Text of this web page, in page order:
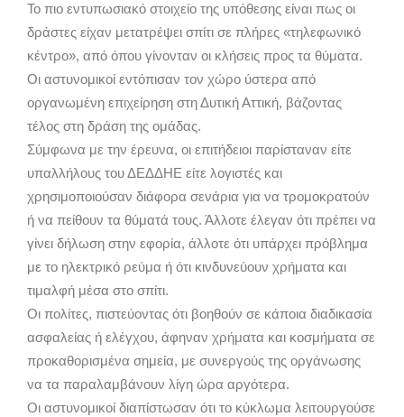
Το πιο εντυπωσιακό στοιχείο της υπόθεσης είναι πως οι
δράστες είχαν μετατρέψει σπίτι σε πλήρες «τηλεφωνικό
κέντρο», από όπου γίνονταν οι κλήσεις προς τα θύματα.
Οι αστυνομικοί εντόπισαν τον χώρο ύστερα από
οργανωμένη επιχείρηση στη Δυτική Αττική, βάζοντας
τέλος στη δράση της ομάδας.
Σύμφωνα με την έρευνα, οι επιτήδειοι παρίσταναν είτε
υπαλλήλους του ΔΕΔΔΗΕ είτε λογιστές και
χρησιμοποιούσαν διάφορα σενάρια για να τρομοκρατούν
ή να πείθουν τα θύματά τους. Άλλοτε έλεγαν ότι πρέπει να
γίνει δήλωση στην εφορία, άλλοτε ότι υπάρχει πρόβλημα
με το ηλεκτρικό ρεύμα ή ότι κινδυνεύουν χρήματα και
τιμαλφή μέσα στο σπίτι.
Οι πολίτες, πιστεύοντας ότι βοηθούν σε κάποια διαδικασία
ασφαλείας ή ελέγχου, άφηναν χρήματα και κοσμήματα σε
προκαθορισμένα σημεία, με συνεργούς της οργάνωσης
να τα παραλαμβάνουν λίγη ώρα αργότερα.
Οι αστυνομικοί διαπίστωσαν ότι το κύκλωμα λειτουργούσε